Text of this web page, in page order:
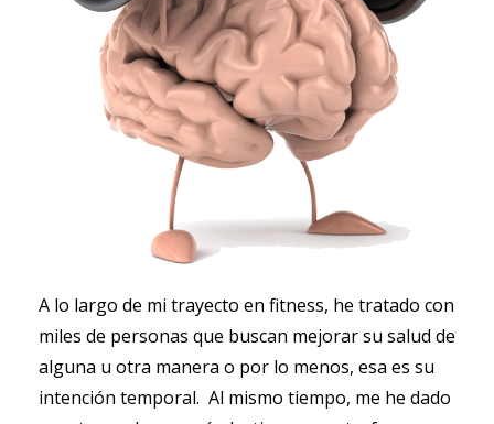
A lo largo de mi trayecto en fitness, he tratado con
miles de personas que buscan mejorar su salud de
alguna u otra manera o por lo menos, esa es su
intención temporal. Al mismo tiempo, me he dado